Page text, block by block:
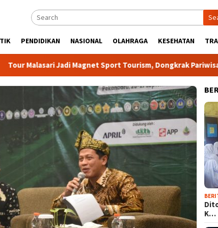
PENDIDIKAN NASIONAL OLAHRAGA KESEHATAN
Jadi Magnet Sport Tourism, Dongkrak Pariwisata dan
K…